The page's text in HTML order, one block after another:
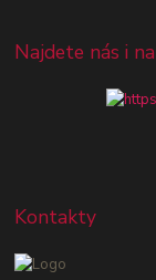
Najdete nás i
Kontakty